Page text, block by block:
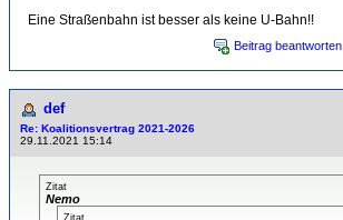
Eine Straßenbahn ist besser als keine U-Bahn!!
Beitrag beantworten
def
Re: Koalitionsvertrag 2021-2026
29.11.2021 15:14
Zitat
Nemo
Zitat